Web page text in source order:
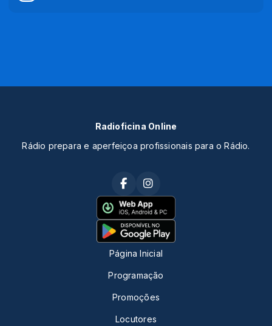
Radioficina Online
Rádio prepara e aperfeiçoa profissionais para o Rádio.
Página Inicial
Programação
Promoções
Locutores